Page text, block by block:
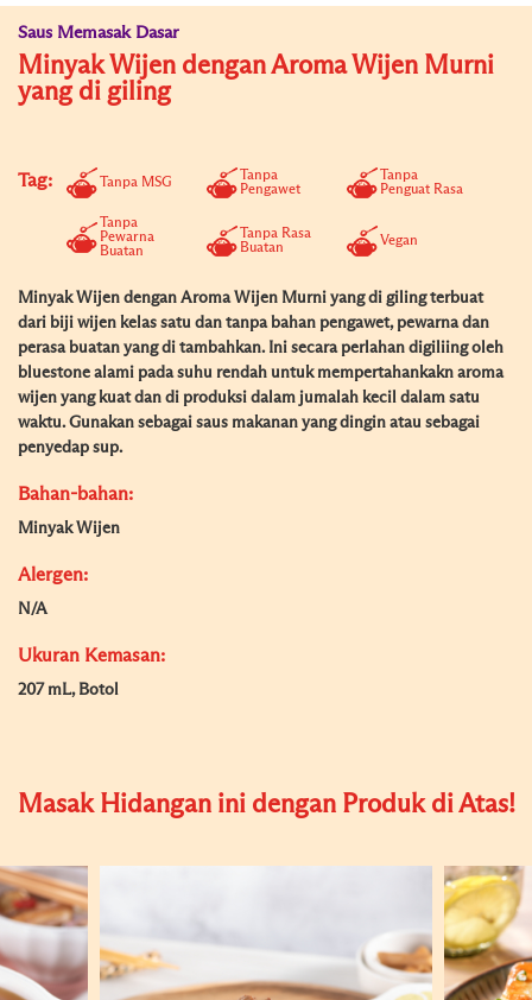
Saus Memasak Dasar
Minyak Wijen dengan Aroma Wijen Murni
yang di giling
Tag: Tanpa MSG
Tanpa
Pengawet
Tanpa
Penguat Rasa
Tanpa
Pewarna
Buatan
Tanpa Rasa
Buatan
Vegan
Minyak Wijen dengan Aroma Wijen Murni yang di giling terbuat
dari biji wijen kelas satu dan tanpa bahan pengawet, pewarna dan
perasa buatan yang di tambahkan. Ini secara perlahan digiliing oleh
bluestone alami pada suhu rendah untuk mempertahankakn aroma
wijen yang kuat dan di produksi dalam jumalah kecil dalam satu
waktu. Gunakan sebagai saus makanan yang dingin atau sebagai
penyedap sup.
Bahan-bahan:
Minyak Wijen
Alergen:
N/A
Ukuran Kemasan:
207 mL, Botol
Masak Hidangan ini dengan Produk di Atas!